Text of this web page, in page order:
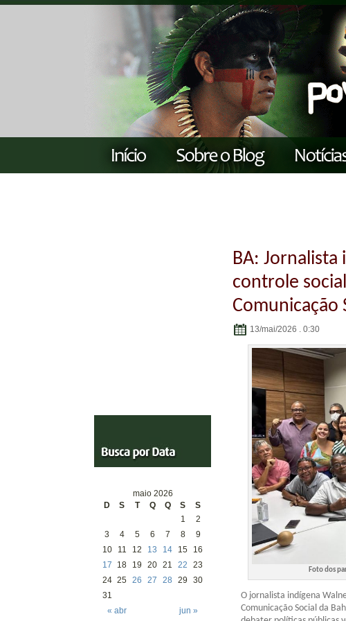
maio 2026
D
S T Q Q S S
« abr jun »
1
2
3
4 5 6 7 8
9
10
11 12 13 14 15
16
17
18 19 20 21 22
23
24 25 26 27 28 29
30
31
BA:
controle
Comunicação
13/mai/2026 . 0:30
Foto dos
O jornalista indígena
Comunicação Social da